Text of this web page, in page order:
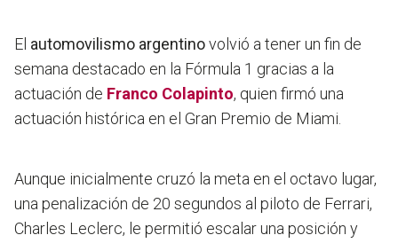
El automovilismo argentinovolvió a tener un fin de
semana destacado en la Fórmula 1 gracias a la
actuación de Franco Colapinto, quien firmó una
actuación histórica en el Gran Premio de Miami.
Aunque inicialmente cruzó la meta en el octavo lugar,
una penalización de 20 segundos al piloto de Ferrari,
Charles Leclerc, le permitió escalar una posición y